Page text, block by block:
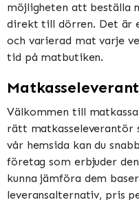
möjligheten att beställa
direkt till dörren. Det är
och varierad mat varje
tid på matbutiken.
Välkommen till
rätt matkasseleverantör
vår hemsida kan du
företag som erbjuder
kunna jämföra dem
leveransalternativ, pris